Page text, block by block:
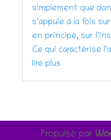
simplement que
s’appuie à la fois
en principe, sur
Ce qui caractérise
lire plus
Propulsé par